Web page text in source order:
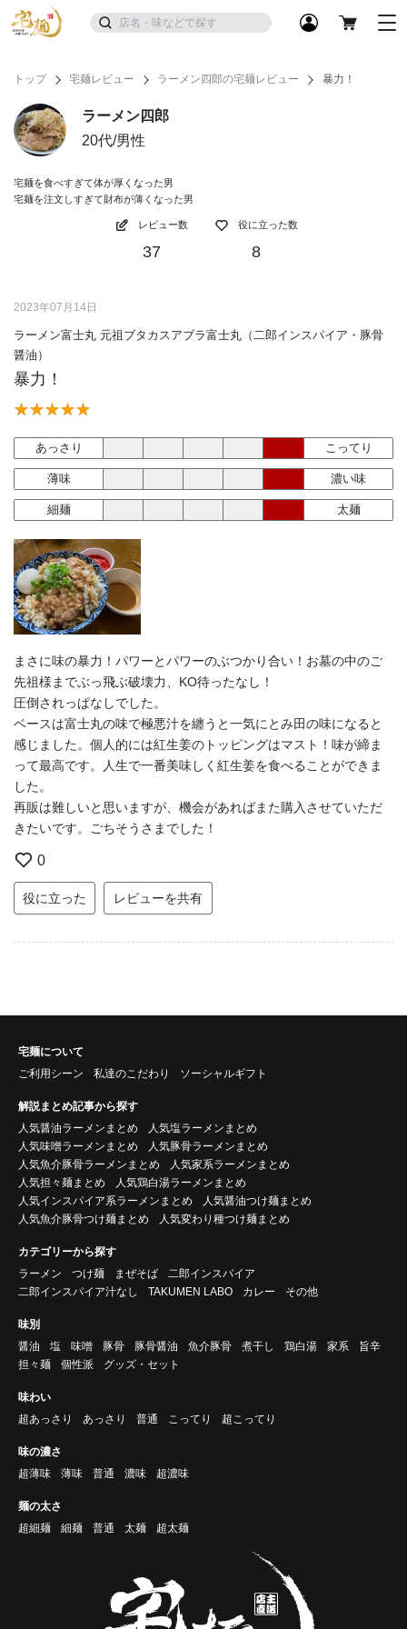
トップ 宅麺レビュー ラーメン四郎の宅麺レビュー 暴力！
ラーメン四郎
20代/男性
宅麺を食べすぎて体が厚くなった男
宅麺を注文しすぎて財布が薄くなった男
レビュー数
37
役に立った数
8
2023年07月14日
ラーメン富士丸 元祖ブタカスアブラ富士丸（二郎インスパイア・豚骨
醤油）
暴力！
あっさり こってり
薄味 濃い味
細麺 太麺
まさに味の暴力！パワーとパワーのぶつかり合い！お墓の中のご
先祖様までぶっ飛ぶ破壊力、KO待ったなし！
圧倒されっぱなしでした。
ベースは富士丸の味で極悪汁を纏うと一気にとみ田の味になると
感じました。個人的には紅生姜のトッピングはマスト！味が締ま
って最高です。人生で一番美味しく紅生姜を食べることができま
した。
再販は難しいと思いますが、機会があればまた購入させていただ
きたいです。ごちそうさまでした！
0
役に立った レビューを共有
宅麺について
ご利用シーン
私達のこだわり ソーシャルギフト
解説まとめ記事から探す
人気醤油ラーメンまとめ
人気塩ラーメンまとめ
人気味噌ラーメンまとめ
人気豚骨ラーメンまとめ
人気魚介豚骨ラーメンまとめ
人気家系ラーメンまとめ
人気担々麺まとめ
人気鶏白湯ラーメンまとめ
人気インスパイア系ラーメンまとめ
人気醤油つけ麺まとめ
人気魚介豚骨つけ麺まとめ
人気変わり種つけ麺まとめ
カテゴリーから探す
ラーメン
つけ麺 まぜそば
二郎インスパイア
二郎インスパイア汁なし
TAKUMEN LABO カレー その他
味別
醤油
塩 味噌 豚骨 豚骨醤油 魚介豚骨 煮干し 鶏白湯 家系
旨辛
担々麺
個性派 グッズ・セット
味わい
超あっさり
あっさり 普通 こってり 超こってり
味の濃さ
超薄味
薄味 普通 濃味 超濃味
麺の太さ
超細麺
細麺 普通 太麺 超太麺